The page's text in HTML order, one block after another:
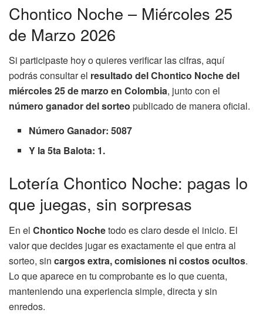
Chontico Noche – Miércoles 25
de Marzo 2026
Si participaste hoy o quieres verificar las cifras, aquí
podrás consultar el resultado del Chontico Noche del
miércoles 25 de marzo en Colombia, junto con el
número ganador del sorteo publicado de manera oficial.
Número Ganador: 5087
Y la 5ta Balota: 1.
Lotería Chontico Noche: pagas lo
que juegas, sin sorpresas
En el Chontico Nochetodo es claro desde el inicio. El
valor que decides jugar es exactamente el que entra al
sorteo, sin cargos extra, comisiones ni costos ocultos.
Lo que aparece en tu comprobante es lo que cuenta,
manteniendo una experiencia simple, directa y sin
enredos.